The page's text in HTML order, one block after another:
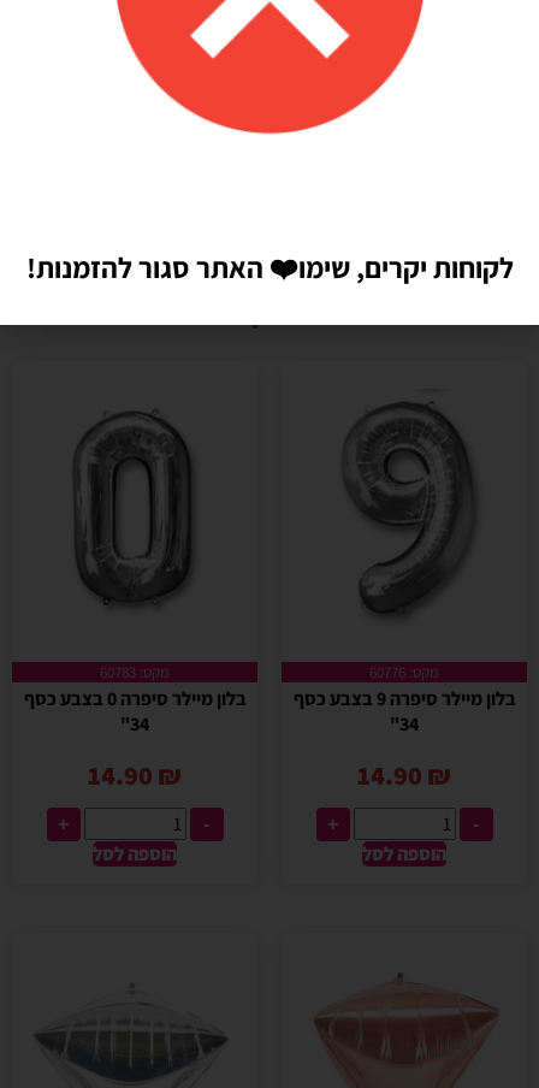
מקט: 60776
בלון מיילר סיפרה 9 בצבע כסף
34"
14.90 ₪
-
+
הוספה לסל
מקט: 60783
בלון מיילר סיפרה 0 בצבע כסף
34"
14.90 ₪
-
+
הוספה לסל
לקוחות יקרים, שימו❤️ האתר סגור להזמנות!